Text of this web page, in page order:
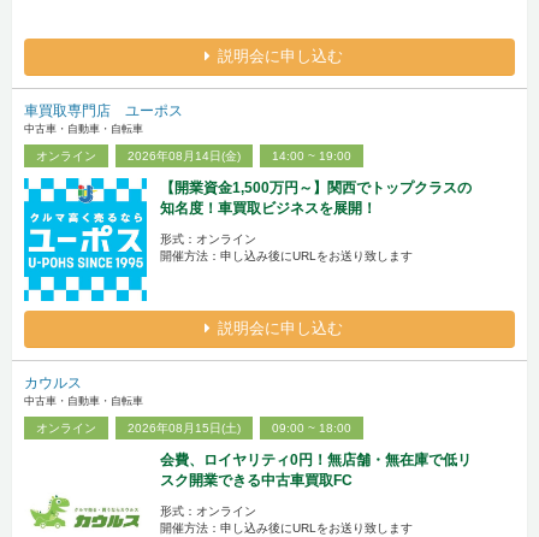
説明会に申し込む
車買取専門店 ユーポス
中古車・自動車・自転車
オンライン 2026年08月14日(金) 14:00 ~ 19:00
【開業資金1,500万円～】関西でトップクラスの
知名度！車買取ビジネスを展開！
形式：オンライン
開催方法：申し込み後にURLをお送り致します
説明会に申し込む
カウルス
中古車・自動車・自転車
オンライン 2026年08月15日(土) 09:00 ~ 18:00
会費、ロイヤリティ0円！無店舗・無在庫で低リ
スク開業できる中古車買取FC
形式：オンライン
開催方法：申し込み後にURLをお送り致します